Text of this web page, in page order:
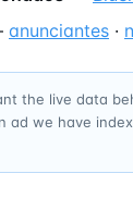
anunciantes ·
the live data
ad we have